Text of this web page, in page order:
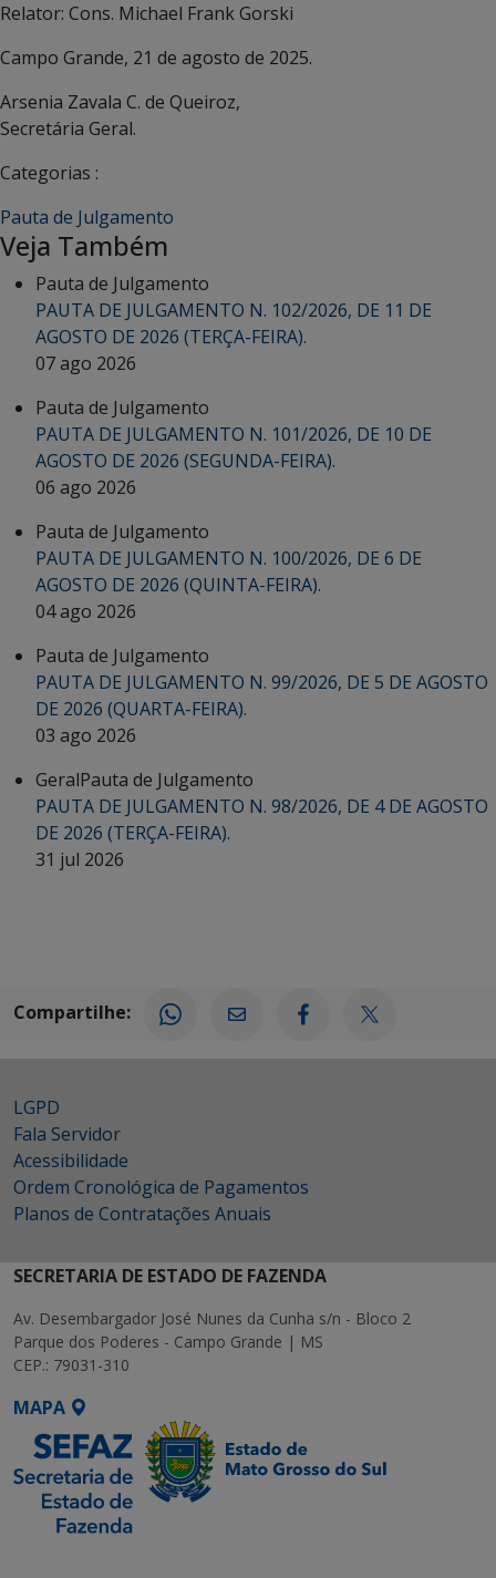
Relator: Cons. Michael Frank Gorski
Campo Grande, 21 de agosto de 2025.
Arsenia Zavala C. de Queiroz,
Secretária Geral.
Categorias :
Pauta de Julgamento
Veja Também
Pauta de Julgamento
PAUTA DE JULGAMENTO N. 102/2026, DE 11 DE
AGOSTO DE 2026 (TERÇA-FEIRA).
07 ago 2026
Pauta de Julgamento
PAUTA DE JULGAMENTO N. 101/2026, DE 10 DE
AGOSTO DE 2026 (SEGUNDA-FEIRA).
06 ago 2026
Pauta de Julgamento
PAUTA DE JULGAMENTO N. 100/2026, DE 6 DE
AGOSTO DE 2026 (QUINTA-FEIRA).
04 ago 2026
Pauta de Julgamento
PAUTA DE JULGAMENTO N. 99/2026, DE 5 DE AGOSTO
DE 2026 (QUARTA-FEIRA).
03 ago 2026
GeralPauta de Julgamento
PAUTA DE JULGAMENTO N. 98/2026, DE 4 DE AGOSTO
DE 2026 (TERÇA-FEIRA).
31 jul 2026
Compartilhe:
LGPD
Fala Servidor
Acessibilidade
Ordem Cronológica de Pagamentos
Planos de Contratações Anuais
SECRETARIA DE ESTADO DE FAZENDA
Av. Desembargador José Nunes da Cunha s/n - Bloco 2
Parque dos Poderes - Campo Grande | MS
CEP.: 79031-310
MAPA